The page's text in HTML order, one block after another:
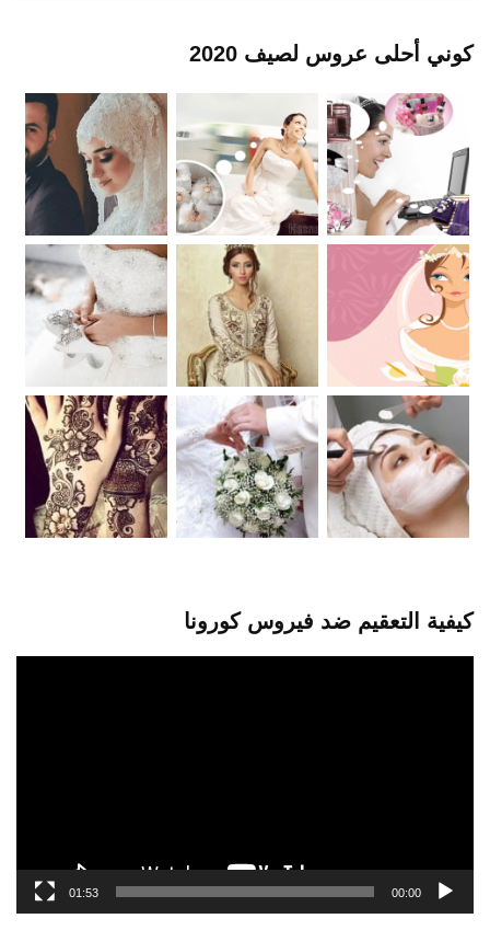
كوني أحلى عروس لصيف 2020
كيفية التعقيم ضد فيروس كورونا
00:00
01:53